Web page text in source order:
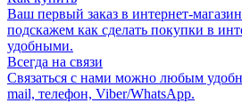
Ваш первый заказ в интернет-
подскажем как сделать покупки в
удобными.
Всегда на связи
Связаться с нами можно любым
mail, телефон, Viber/WhatsApp.